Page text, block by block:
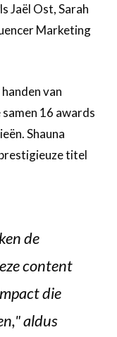
Jaël Ost, Sarah
Marketing
van
16 awards
Shauna
titel
de
content
die
aldus